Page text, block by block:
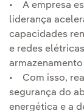
• A empresa
liderança
capacidades
e redes
armazenamento
• Com isso,
segurança do
energética e a